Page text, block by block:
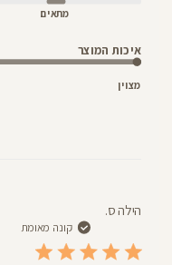
מתאים
איכות המוצר
מצוין
הילה ס.
קונה מאומת